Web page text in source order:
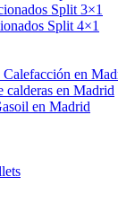
Split 3×1
Split 4×1
Calefacción en
calderas en Madrid
en Madrid